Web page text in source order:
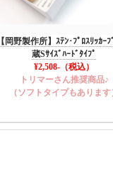
【岡野製作所】ｽﾃﾝ･ﾌﾟﾛｽﾘｯｶｰﾌ
蔵Sｻｲｽﾞﾊｰﾄﾞﾀｲﾌﾟ
¥2,508-（税込）
トリマーさん推奨商品♪
（ソフトタイプもあります